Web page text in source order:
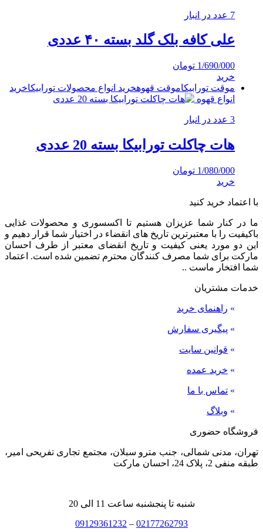
7 عدد در انبار
علی کافه بلک گلد بسته ۴۰ عددی
1/690/000 تومان
خرید
موقت تورابیکاموقت قهوهخرید انواع محصولات تورابیکاخرید
انواع قهوه
3 عدد در انبار
هات چاکلت تورابیکا بسته 20 عددی
1/080/000 تومان
خرید
با اعتماد خرید کنید
ما در کنار شما عزیزان هستیم تا اکسسوری و محصولات غذایی
باکیفیت را با معتبرترین تاریخ های انقضاء در اختیار شما قرار دهیم و
این دو مورد یعنی کیفیت و تاریخ انقضای معتبر از طرف احسان
مارکت برای شما مصرف کنندگان محترم تضمین شده است. اعتماد
شما افتخار ماست ..
خدمات مشتریان
» راهنمای خرید
» پیگیری سفارش
» قوانین سایت
» خرید عمده
» تماس با ما
» وبلاگ
فروشگاه حضوری
تهران، مدنی شمالی، جنب مترو سبلان، مجتمع تجاری تفریحی امیر،
طبقه منفی 2، پلاک 24، احسان مارکت
شنبه تا پنجشنبه ساعت 11 الی 20
02177262793
–
09129361232